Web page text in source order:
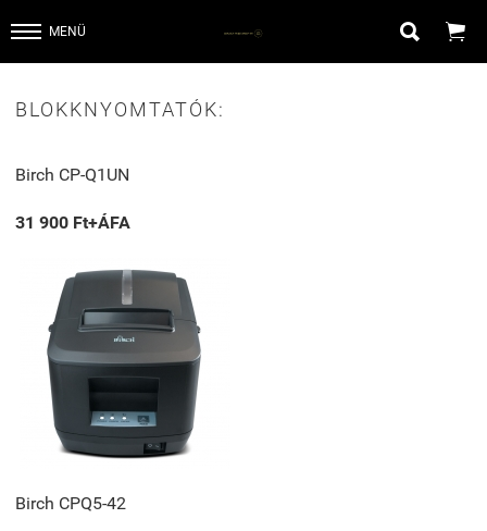
MENÜ  
BLOKKNYOMTATÓK:
Birch CP-Q1UN
31 900 Ft+ÁFA
Birch CPQ5-42